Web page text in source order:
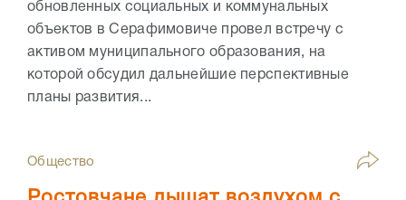
обновленных социальных и коммунальных
объектов в Серафимовиче провел встречу с
активом муниципального образования, на
которой обсудил дальнейшие перспективные
планы развития...
Общество